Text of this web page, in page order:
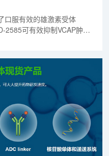
口服有效的雄激素受体
2585可有效抑制VCAP肿瘤